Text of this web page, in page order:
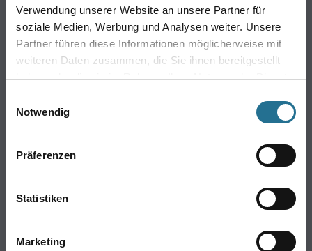
Verwendung unserer Website an unsere Partner für
soziale Medien, Werbung und Analysen weiter. Unsere
Partner führen diese Informationen möglicherweise mit
weiteren Daten zusammen, die Sie ihnen bereitgestellt
haben oder die sie im Rahmen Ihrer Nutzung der Dienste
Notwendig
Präferenzen
Statistiken
Marketing
Trockenbau
Putze & Spachtelmassen
Bodenbeläge
Verbrauchsmaterialien
Hersteller